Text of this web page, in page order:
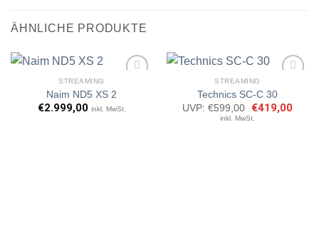
ÄHNLICHE PRODUKTE
Artikel
STREAMING
Naim ND5 XS 2
€2.999,00 inkl. MwSt.
Artikel
STREAMING
Technics SC-C 30
UVP: €599,00
Ursprünglicher
Preis
€419,00
inkl. MwSt.